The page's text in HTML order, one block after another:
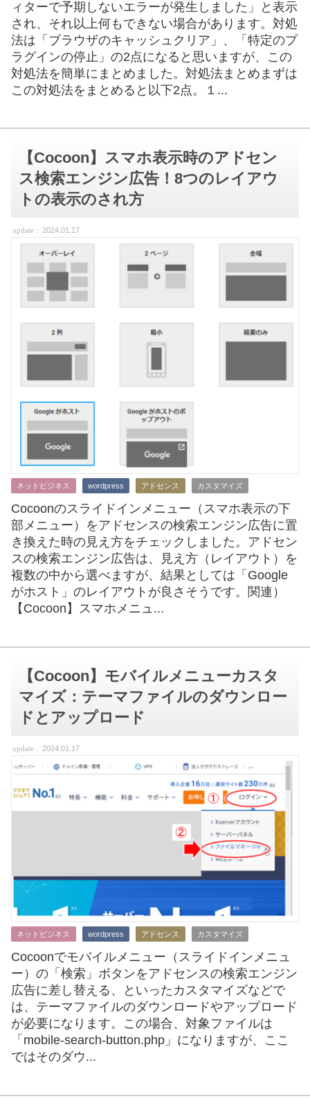
ィターで予期しないエラーが発生しました」と表示
され、それ以上何もできない場合があります。対処
法は「ブラウザのキャッシュクリア」、「特定のプ
ラグインの停止」の2点になると思いますが、この
対処法を簡単にまとめました。対処法まとめまずは
この対処法をまとめると以下2点。１...
【Cocoon】スマホ表示時のアドセン
ス検索エンジン広告！8つのレイアウ
トの表示のされ方
2024.01.17
ネットビジネス wordpress アドセンス カスタマイズ
Cocoonのスライドインメニュー（スマホ表示の下
部メニュー）をアドセンスの検索エンジン広告に置
き換えた時の見え方をチェックしました。アドセン
スの検索エンジン広告は、見え方（レイアウト）を
複数の中から選べますが、結果としては「Google
がホスト」のレイアウトが良さそうです。関連）
【Cocoon】スマホメニュ...
【Cocoon】モバイルメニューカスタ
マイズ：テーマファイルのダウンロー
ドとアップロード
2024.01.17
ネットビジネス wordpress アドセンス カスタマイズ
Cocoonでモバイルメニュー（スライドインメニュ
ー）の「検索」ボタンをアドセンスの検索エンジン
広告に差し替える、といったカスタマイズなどで
は、テーマファイルのダウンロードやアップロード
が必要になります。この場合、対象ファイルは
「mobile-search-button.php」になりますが、ここ
ではそのダウ...